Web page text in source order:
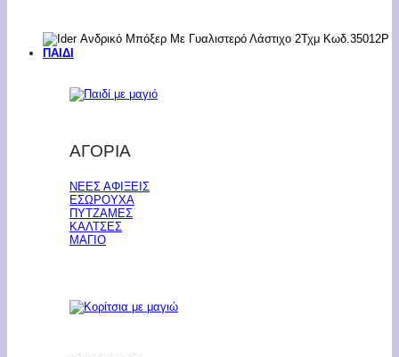
ΠΑΙΔΙ
ΑΓΟΡΙΑ
ΝΕΕΣ ΑΦΙΞΕΙΣ
ΕΣΩΡΟΥΧΑ
ΠΥΤΖΑΜΕΣ
ΚΑΛΤΣΕΣ
ΜΑΓΙΟ